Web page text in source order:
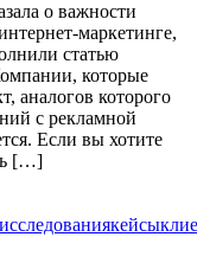
о важности
маркетинге,
статью
которые
аналогов которого
с рекламной
Если вы хотите
[…]
исследованиякейсы